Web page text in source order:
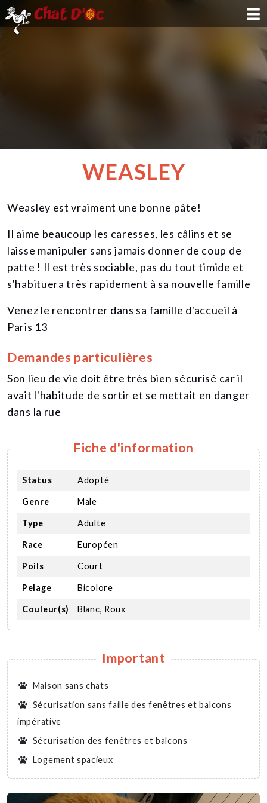
NOUS SOUTENIR
CONTACT
WEASLEY
Weasley est vraiment une bonne pâte!
Il aime beaucoup les caresses, les câlins et se
laisse manipuler sans jamais donner de coup de
patte ! Il est très sociable, pas du tout timide et
s'habituera très rapidement à sa nouvelle famille
Venez le rencontrer dans sa famille d'accueil à
Paris 13
Demandes particulières
Son lieu de vie doit être très bien sécurisé car il
avait l'habitude de sortir et se mettait en danger
dans la rue
Fiche d'information
Status Adopté
Genre Male
Type Adulte
Race Européen
Poils Court
Pelage Bicolore
Couleur(s) Blanc, Roux
Important
Maison sans chats
Sécurisation sans faille des fenêtres et balcons
impérative
Sécurisation des fenêtres et balcons
Logement spacieux